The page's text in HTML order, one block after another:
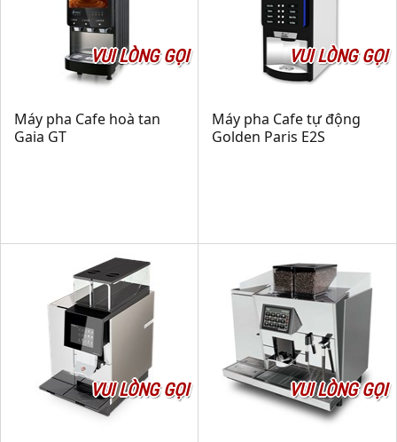
VUI LÒNG GỌI
Máy pha Cafe hoà tan
Gaia GT
VUI LÒNG GỌI
Máy pha Cafe tự động
Golden Paris E2S
VUI LÒNG GỌI VUI LÒNG GỌI